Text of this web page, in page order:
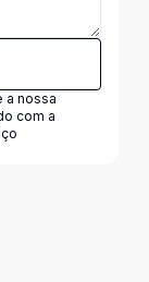
a nossa
com a